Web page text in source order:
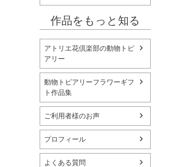
作品をもっと知る
アトリエ花倶楽部の動物トピ
アリー
動物トピアリーフラワーギフ
ト作品集
ご利用者様のお声
プロフィール
よくある質問